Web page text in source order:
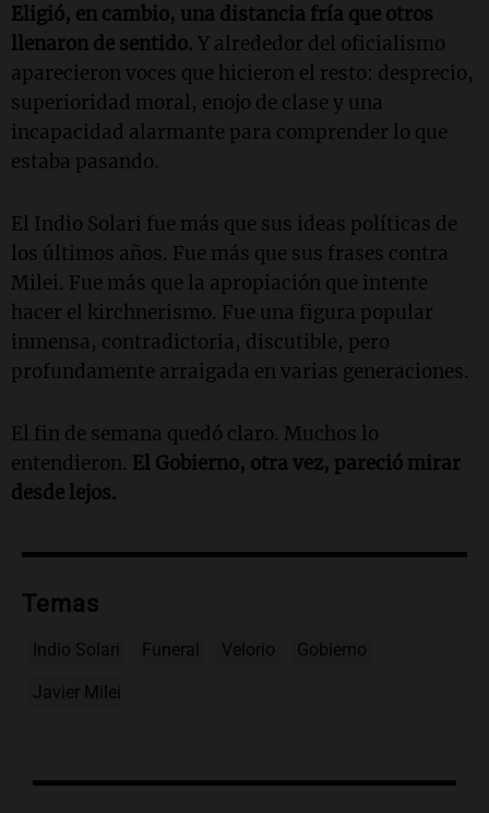
Eligió, en cambio, una distancia fría que otros
llenaron de sentido. Y alrededor del oficialismo
aparecieron voces que hicieron el resto: desprecio,
superioridad moral, enojo de clase y una
incapacidad alarmante para comprender lo que
estaba pasando.
El Indio Solari fue más que sus ideas políticas de
los últimos años. Fue más que sus frases contra
Milei. Fue más que la apropiación que intente
hacer el kirchnerismo. Fue una figura popular
inmensa, contradictoria, discutible, pero
profundamente arraigada en varias generaciones.
El fin de semana quedó claro. Muchos lo
entendieron. El Gobierno, otra vez, pareció mirar
desde lejos.
Temas
Indio Solari Funeral Velorio Gobierno
Javier Milei